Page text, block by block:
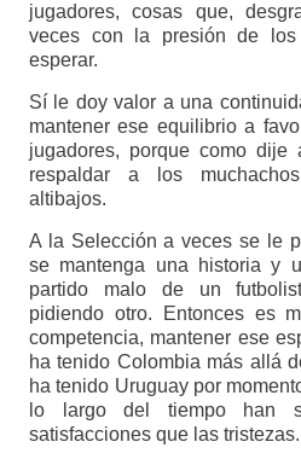
jugadores, cosas que,
veces con la presión de los
esperar.
Sí le doy valor a una
mantener ese equilibrio a
jugadores, porque como dije
respaldar a los
altibajos.
A la Selección a veces se le
se mantenga una historia y
partido malo de un
pidiendo otro. Entonces es
competencia, mantener ese
ha tenido Colombia más allá
ha tenido Uruguay por
lo largo del tiempo han
satisfacciones que las tristezas.